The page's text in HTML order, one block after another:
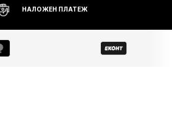
НАЛОЖЕН ПЛАТЕЖ